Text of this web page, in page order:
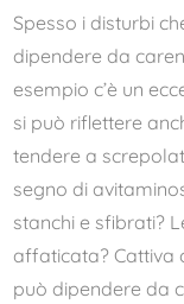
Spesso i disturbi
dipendere da
esempio c’è un
si può riflettere
tendere a
segno di
stanchi e sfibrati?
affaticata? Cattiva
può dipendere da